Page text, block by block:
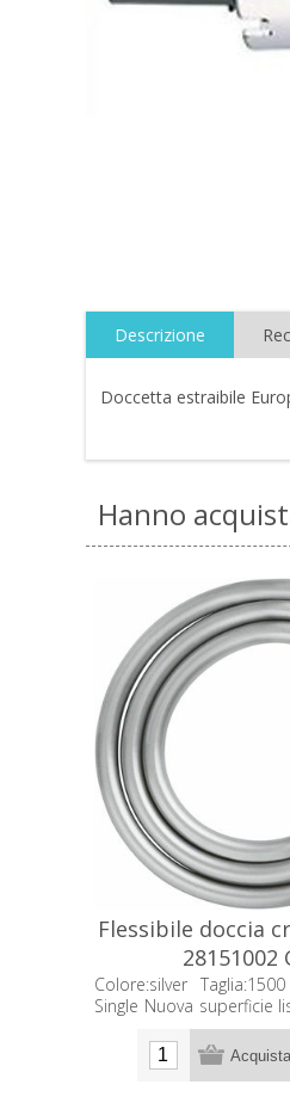
Descrizione
Doccetta estraibile
Hanno
Flessibile doccia
28151002
Colore:silver
Single Nuova superficie
look simile al
leggermente più scuro.